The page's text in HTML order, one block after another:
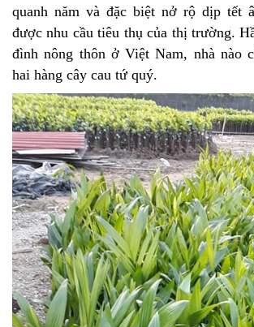
quanh năm và đặc biệt nở rộ dịp tết
được nhu cầu tiêu thụ của thị trường.
đình nông thôn ở Việt Nam, nhà nào
hai hàng cây cau tứ quý.